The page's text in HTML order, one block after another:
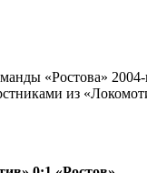
«Ростова» 2004-
из